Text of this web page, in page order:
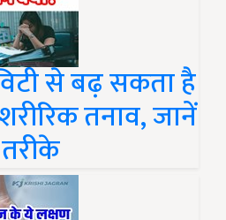
से बढ़ सकता है
तनाव, जानें